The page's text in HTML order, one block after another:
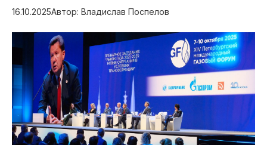
Благоустройство
16.10.2025Автор: ​Владислав Поспелов